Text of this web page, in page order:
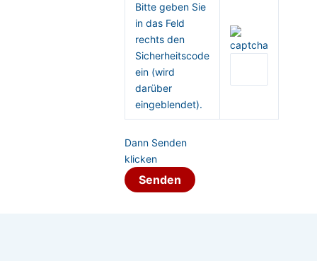
Bitte geben Sie
in das Feld
rechts den
Sicherheitscode
ein (wird
darüber
eingeblendet).
Dann Senden
klicken